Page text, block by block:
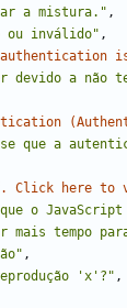
a mistura." ,
ou inválido" ,
devido a não
que a
here to
o
mais tempo
,
'x'?" ,